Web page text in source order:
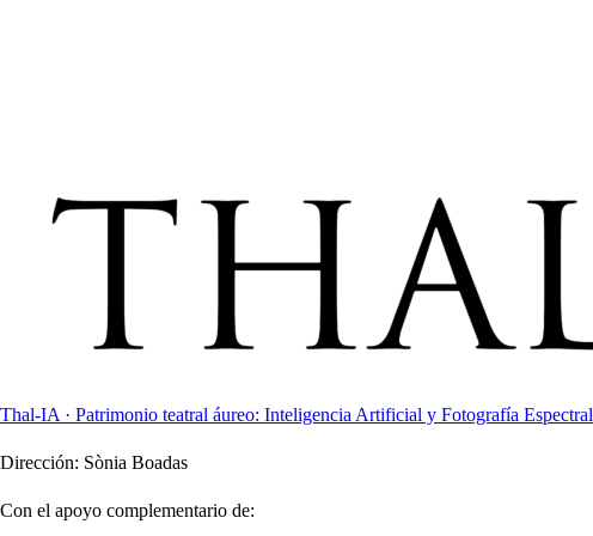
Thal-IA · Patrimonio teatral áureo: Inteligencia Artificial y Fotografía Espectral
Dirección: Sònia Boadas
Con el apoyo complementario de: